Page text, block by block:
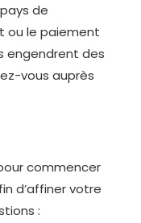
de
ou le paiement
engendrent des
vous auprès
commencer
d’affiner votre
: